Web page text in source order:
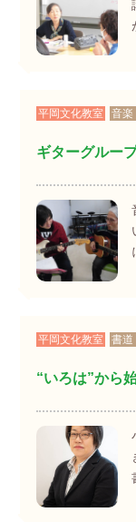
平岡文化教室 音楽
ギターグルー
平岡文化教室 書道
“いろは”から